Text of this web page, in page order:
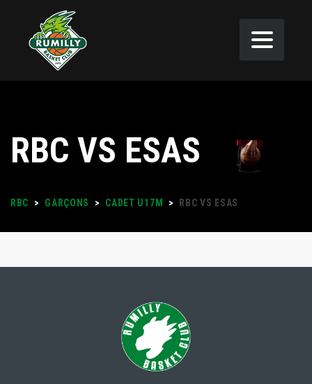
RBC VS ESAS
RBC > GARÇONS > CADET U17M > RBC VS ESAS